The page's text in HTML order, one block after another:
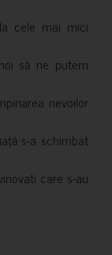
cele mai mici
să ne putem
nevoilor
s-a schimbat
care s-au